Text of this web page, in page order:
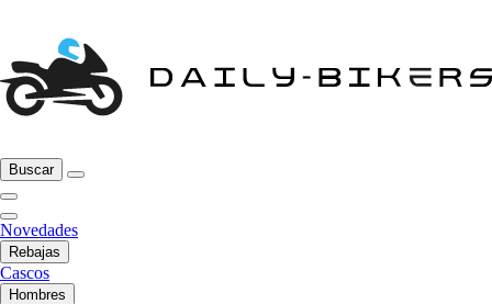
Buscar
Novedades
Rebajas
Cascos
Hombres